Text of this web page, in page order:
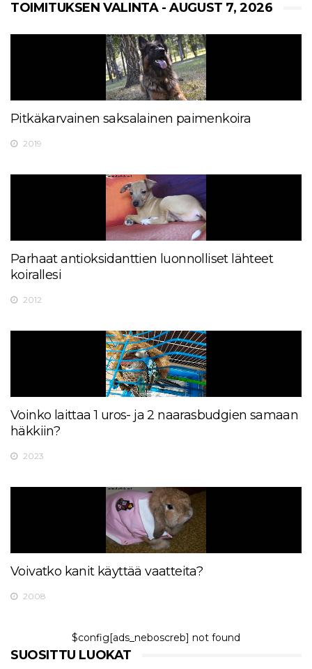
TOIMITUKSEN VALINTA - AUGUST 7, 2026
Pitkäkarvainen saksalainen paimenkoira
2019
Parhaat antioksidanttien luonnolliset lähteet
koirallesi
2012
Voinko laittaa 1 uros- ja 2 naarasbudgien samaan
häkkiin?
2023
Voivatko kanit käyttää vaatteita?
2008
$config[ads_neboscreb] not found
SUOSITTU LUOKAT